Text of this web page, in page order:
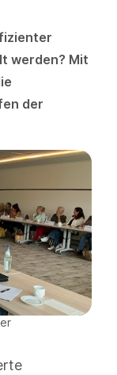
werden? Mit
der